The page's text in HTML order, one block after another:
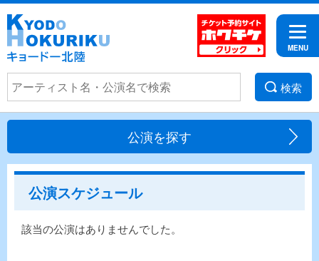
検索
公演を探す
公演スケジュール
該当の公演はありませんでした。